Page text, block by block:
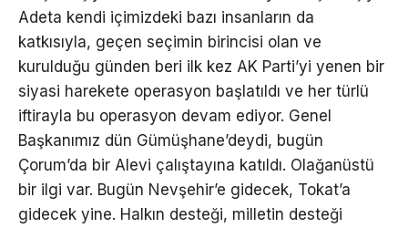
Adeta kendi içimizdeki bazı insanların da
katkısıyla, geçen seçimin birincisi olan ve
kurulduğu günden beri ilk kez AK Parti’yi yenen bir
siyasi harekete operasyon başlatıldı ve her türlü
iftirayla bu operasyon devam ediyor. Genel
Başkanımız dün Gümüşhane’deydi, bugün
Çorum’da bir Alevi çalıştayına katıldı. Olağanüstü
bir ilgi var. Bugün Nevşehir’e gidecek, Tokat’a
gidecek yine. Halkın desteği, milletin desteği